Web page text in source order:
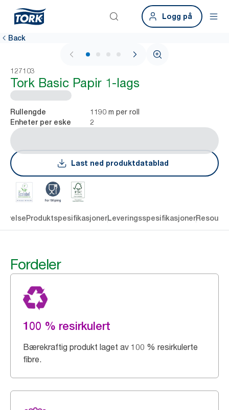
Logg på
Back
1 / 4
127103
Tork Basic Papir 1-lags
Rullengde 1190 m per roll
Enheter per eske 2
Last ned produktdatablad
ProduktspesifikasjonerLeveringsspesifikasjoner
Fordeler
100 % resirkulert
Bærekraftig produkt laget av 100 % resirkulerte
fibre.